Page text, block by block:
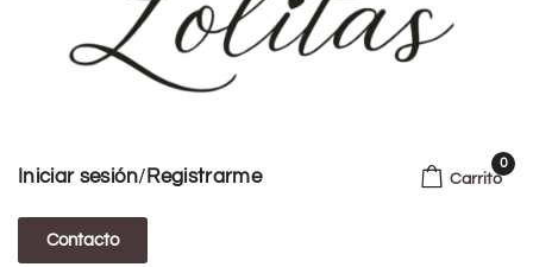
Iniciar sesión/ Registrarme
Contacto
Carrito
0